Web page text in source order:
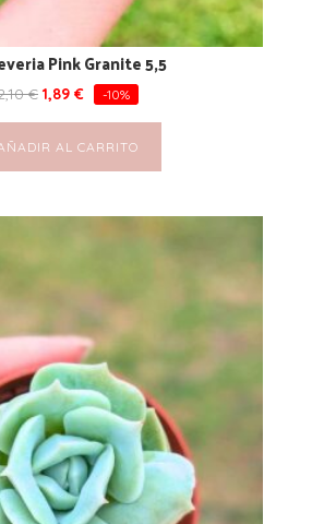
Pink Granite 5,5
€ 1,89 € -10%
AL CARRITO